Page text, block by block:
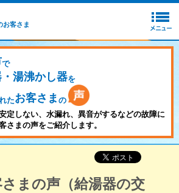
お客さま
で
湯沸かし器を
たお客さま の
定しない、水漏れ、異音がするなどの故障に
さまの声をご紹介します。
まの声（給湯器の交